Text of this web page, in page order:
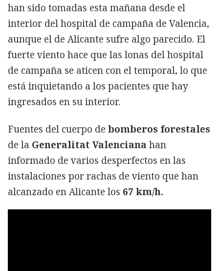
han sido tomadas esta mañana desde el
interior del hospital de campaña de Valencia,
aunque el de Alicante sufre algo parecido. El
fuerte viento hace que las lonas del hospital
de campaña se aticen con el temporal, lo que
está inquietando a los pacientes que hay
ingresados en su interior.
Fuentes del cuerpo de bomberos forestales
de la Generalitat Valenciana han
informado de varios desperfectos en las
instalaciones por rachas de viento que han
alcanzado en Alicante los 67 km/h.